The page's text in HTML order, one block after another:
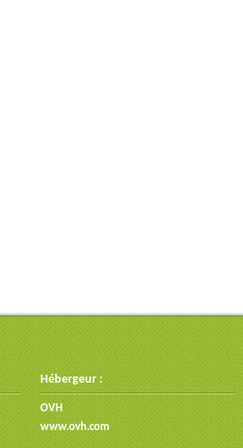
Hébergeur :
OVH
www.ovh.com